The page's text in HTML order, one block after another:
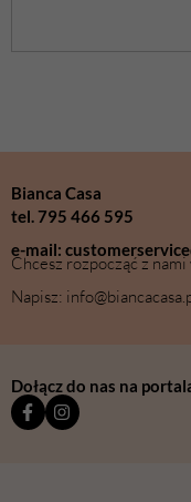
Bianca Casa
tel. 795 466 595
e-mail:
Chcesz rozpocząć z nami
Napisz:
Dołącz do nas na